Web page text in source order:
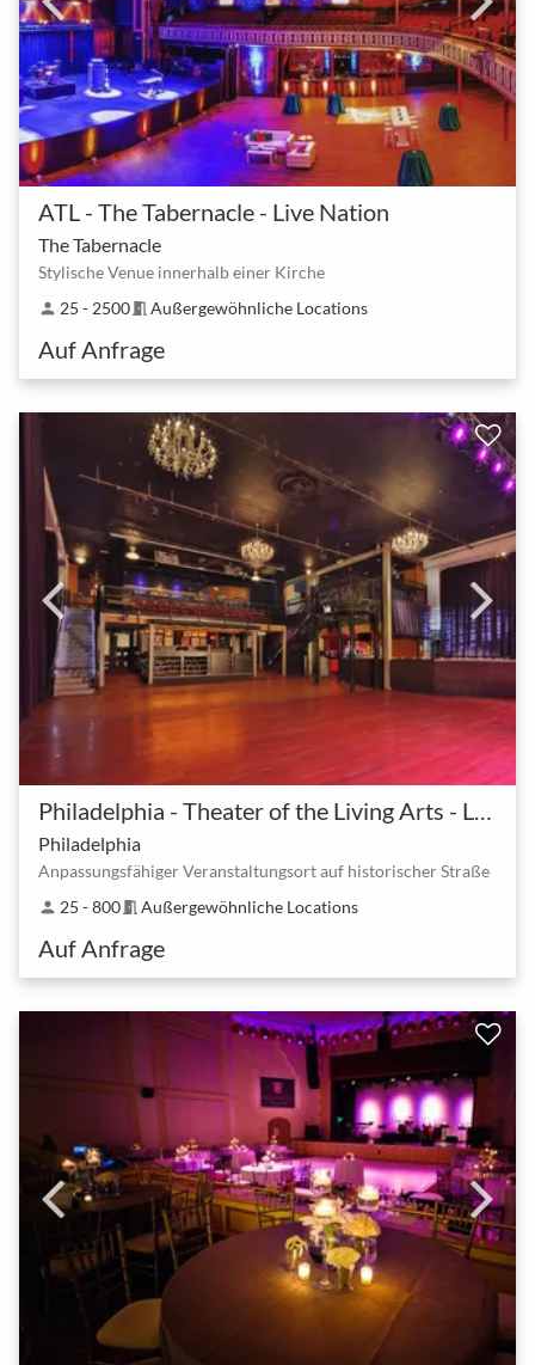
ATL - The Tabernacle - Live Nation
The Tabernacle
Stylische Venue innerhalb einer Kirche
person 25 - 2500meeting_room Außergewöhnliche Locations
Auf Anfrage
Philadelphia
Anpassungsfähiger Veranstaltungsort auf historischer Straße
person 25 - 800meeting_room Außergewöhnliche Locations
Auf Anfrage